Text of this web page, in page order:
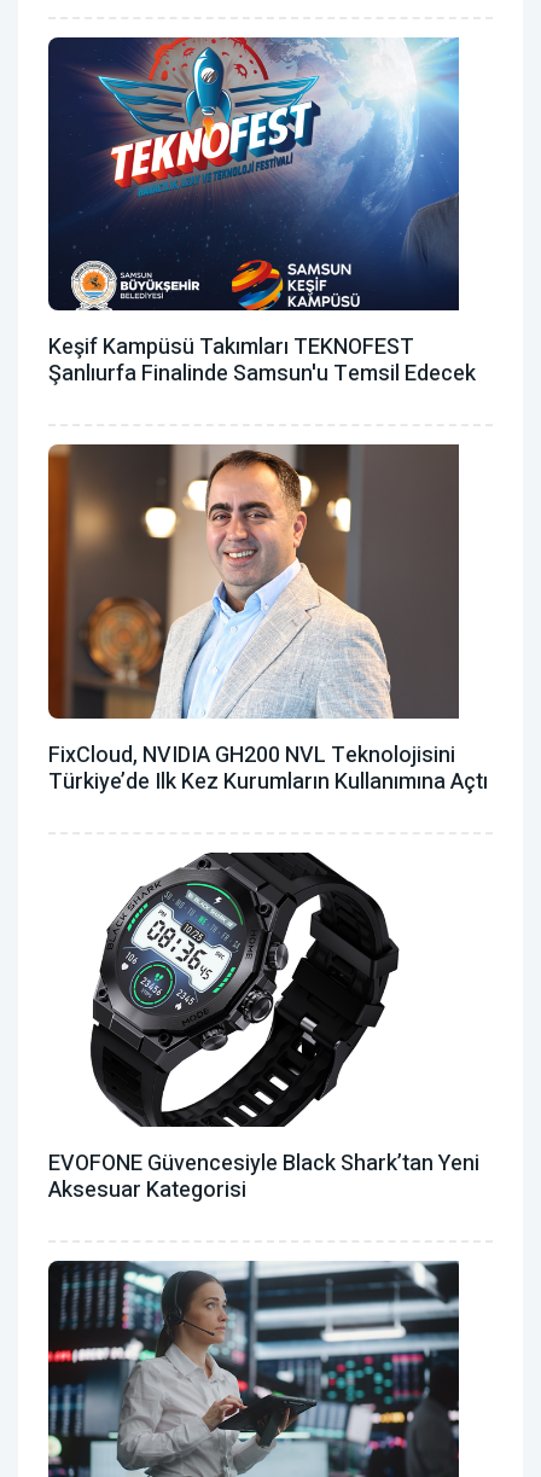
Keşif Kampüsü Takımları TEKNOFEST
Şanlıurfa Finalinde Samsun'u Temsil Edecek
FixCloud, NVIDIA GH200 NVL Teknolojisini
Türkiye’de Ilk Kez Kurumların Kullanımına Açtı
EVOFONE Güvencesiyle Black Shark’tan Yeni
Aksesuar Kategorisi